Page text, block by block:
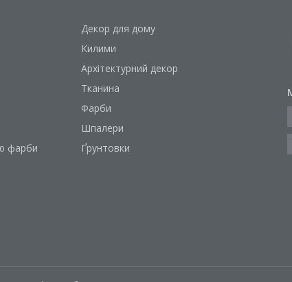
фарби
Декор для дому
Килими
Архітектурний декор
Тканина
Фарби
Шпалери
Ґрунтовки